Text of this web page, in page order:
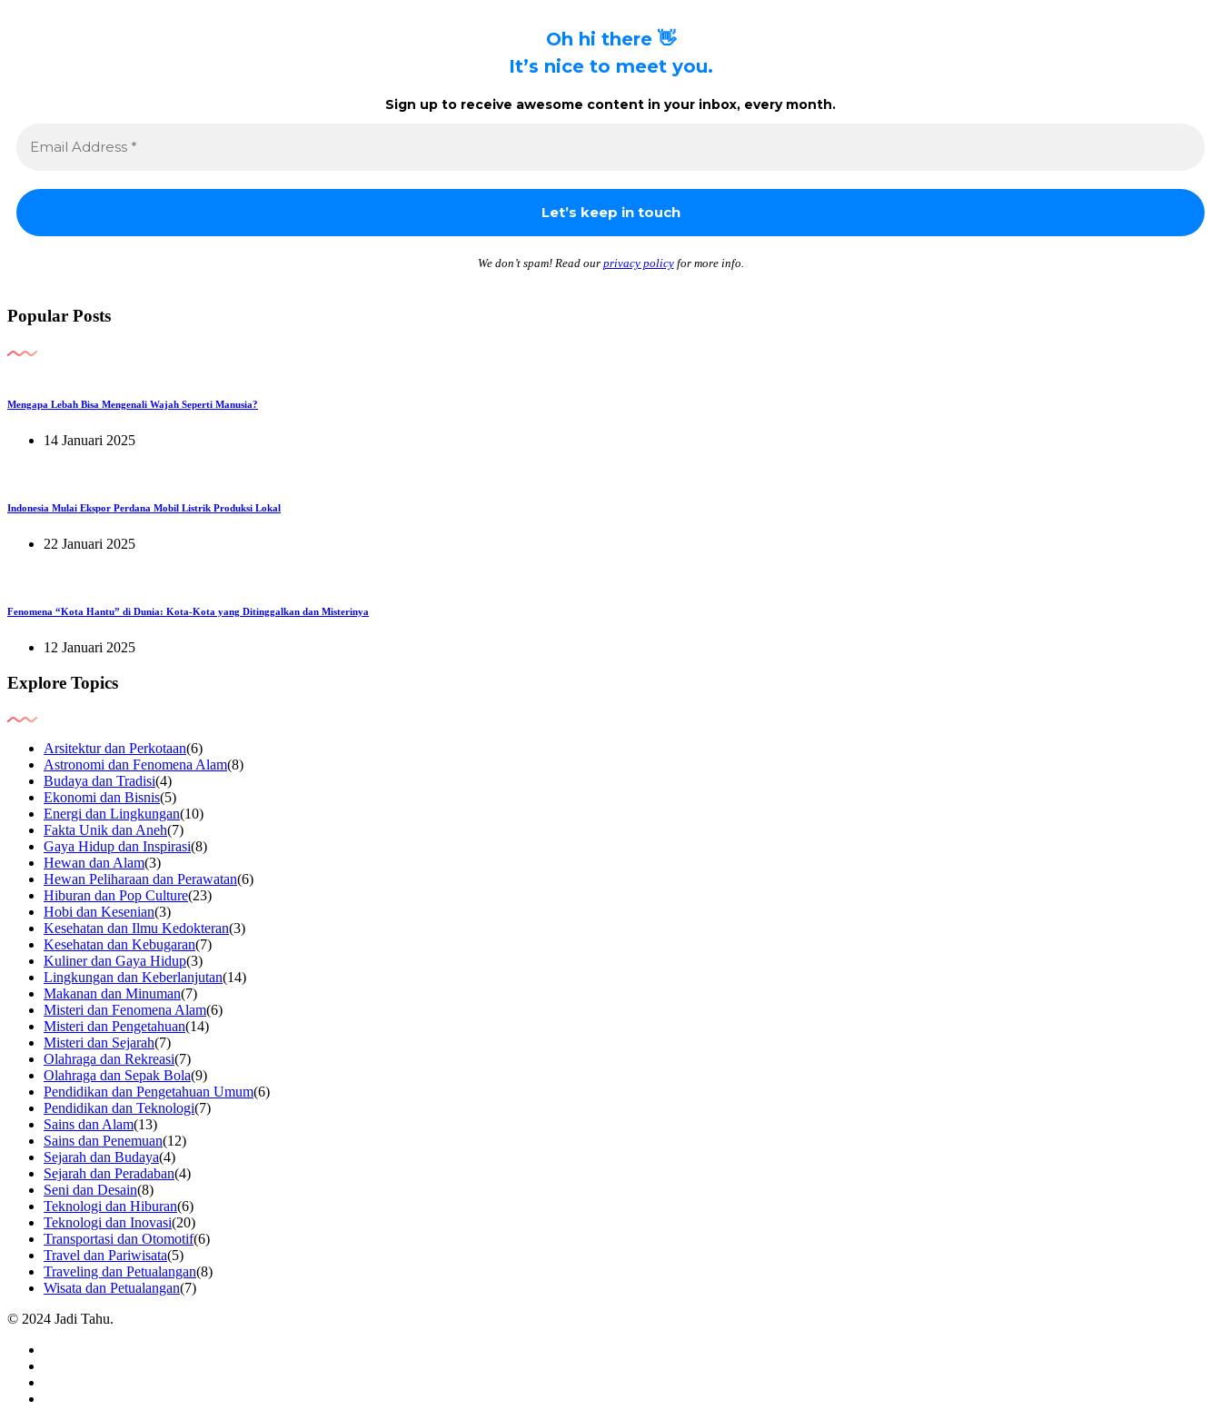
Oh hi there 👋
It’s nice to meet you.
Sign up to receive awesome content in your inbox, every month.
We don’t spam! Read our privacy policyfor more info.
Popular Posts
Mengapa Lebah Bisa Mengenali Wajah Seperti Manusia?
14 Januari 2025
Indonesia Mulai Ekspor Perdana Mobil Listrik Produksi Lokal
22 Januari 2025
Fenomena “Kota Hantu” di Dunia: Kota-Kota yang Ditinggalkan dan Misterinya
12 Januari 2025
Explore Topics
Arsitektur dan Perkotaan(6)
Astronomi dan Fenomena Alam(8)
Budaya dan Tradisi(4)
Ekonomi dan Bisnis(5)
Energi dan Lingkungan(10)
Fakta Unik dan Aneh(7)
Gaya Hidup dan Inspirasi(8)
Hewan dan Alam(3)
Hewan Peliharaan dan Perawatan(6)
Hiburan dan Pop Culture(23)
Hobi dan Kesenian(3)
Kesehatan dan Ilmu Kedokteran(3)
Kesehatan dan Kebugaran(7)
Kuliner dan Gaya Hidup(3)
Lingkungan dan Keberlanjutan(14)
Makanan dan Minuman(7)
Misteri dan Fenomena Alam(6)
Misteri dan Pengetahuan(14)
Misteri dan Sejarah(7)
Olahraga dan Rekreasi(7)
Olahraga dan Sepak Bola(9)
Pendidikan dan Pengetahuan Umum(6)
Pendidikan dan Teknologi(7)
Sains dan Alam(13)
Sains dan Penemuan(12)
Sejarah dan Budaya(4)
Sejarah dan Peradaban(4)
Seni dan Desain(8)
Teknologi dan Hiburan(6)
Teknologi dan Inovasi(20)
Transportasi dan Otomotif(6)
Travel dan Pariwisata(5)
Traveling dan Petualangan(8)
Wisata dan Petualangan(7)
© 2024 Jadi Tahu.